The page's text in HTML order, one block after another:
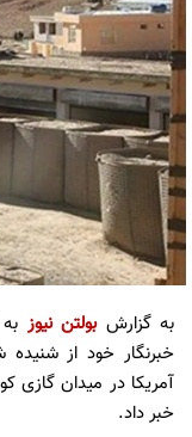
به گزارشبولتن نیوز
خبرنگار خود از شنیده
آمریکا در میدان گازی
خبر داد.